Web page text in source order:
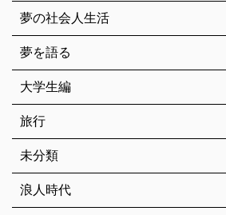
夢の社会人生活
夢を語る
大学生編
旅行
未分類
浪人時代